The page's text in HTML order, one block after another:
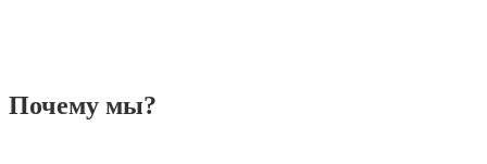
Почему мы?